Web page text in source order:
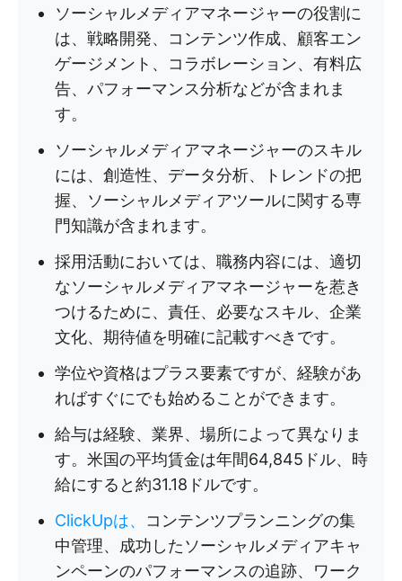
ソーシャルメディアマネージャーの役割に
は、戦略開発、コンテンツ作成、顧客エン
ゲージメント、コラボレーション、有料広
告、パフォーマンス分析などが含まれま
す。
ソーシャルメディアマネージャーのスキル
には、創造性、データ分析、トレンドの把
握、ソーシャルメディアツールに関する専
門知識が含まれます。
採用活動においては、職務内容には、適切
なソーシャルメディアマネージャーを惹き
つけるために、責任、必要なスキル、企業
文化、期待値を明確に記載すべきです。
学位や資格はプラス要素ですが、経験があ
ればすぐにでも始めることができます。
給与は経験、業界、場所によって異なりま
す。米国の平均賃金は年間64,845ドル、時
給にすると約31.18ドルです。
ClickUpは、 コンテンツプランニングの集
中管理、成功したソーシャルメディアキャ
ンペーンのパフォーマンスの追跡、ワーク